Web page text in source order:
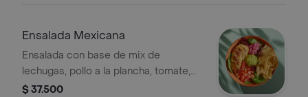
Ensalada Mexicana
Ensalada con base de mix de
lechugas, pollo a la plancha, tomate,
cebolla encurtida, totopos,
$ 37.500